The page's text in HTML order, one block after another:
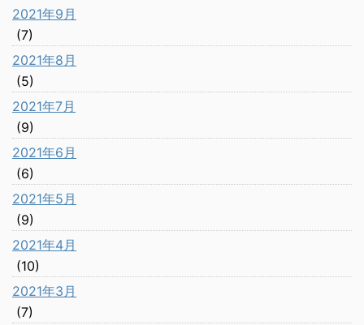
2021年9月
(7)
2021年8月
(5)
2021年7月
(9)
2021年6月
(6)
2021年5月
(9)
2021年4月
(10)
2021年3月
(7)